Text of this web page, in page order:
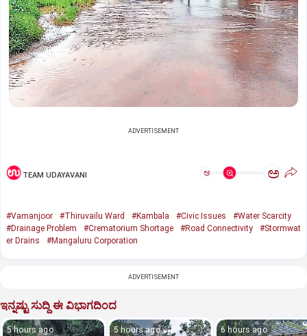
ADVERTISEMENT
TEAM UDAYAVANI ಅ ಅ
#Vamanjoor #Thiruvailu Ward #Kambala #Civic Issues
#Water Scarcity
#Drainage Problem
#Crematorium Shortage #Road Connectivity
#Stormwat
er Drains
#Mangaluru Corporation
ADVERTISEMENT
ಇನ್ನಷ್ಟು ಸುದ್ದಿ ಈ ವಿಭಾಗದಿಂದ
5 hours ago 5 hours ago 6 hours ago